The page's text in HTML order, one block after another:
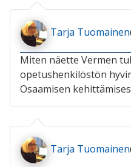
Tarja Tuomainen
Miten näette Vermen
opetushenkilöstön
Osaamisen
Tarja Tuomainen